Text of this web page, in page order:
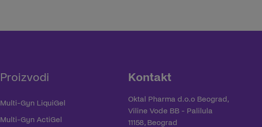
Proizvodi
Multi-Gyn LiquiGel
Multi-Gyn ActiGel
Kontakt
Oktal Pharma d.o.o Beograd,
Viline Vode BB - Palilula
11158, Beograd